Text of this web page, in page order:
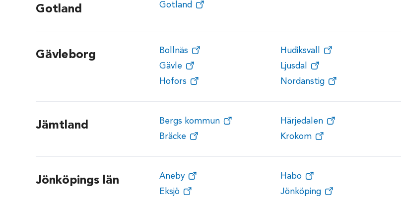
Gotland Gotland
Gävleborg
Bollnäs
Gävle
Hofors
Hudiksvall
Ljusdal
Nordanstig
Jämtland
Bergs kommun
Bräcke
Härjedalen
Krokom
Jönköpings län
Aneby
Eksjö
Habo
Jönköping